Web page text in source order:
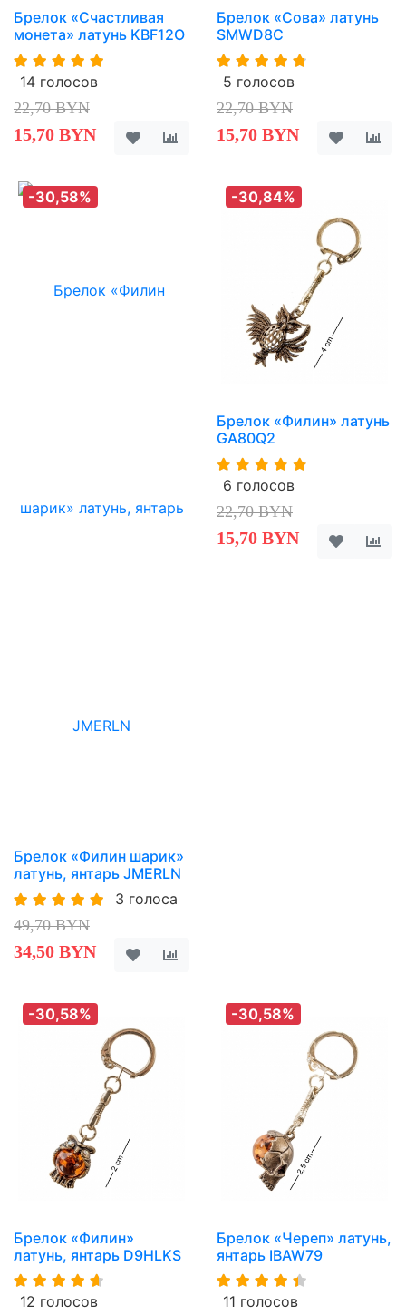
Брелок «Счастливая
монета» латунь KBF12O
14 голосов
22,70 BYN
15,70 BYN
Брелок «Сова» латунь
SMWD8C
5 голосов
22,70 BYN
15,70 BYN
-30,58%
Брелок «Филин шарик»
латунь, янтарь JMERLN
3 голоса
49,70 BYN
34,50 BYN
-30,84%
Брелок «Филин» латунь
GA80Q2
6 голосов
22,70 BYN
15,70 BYN
-30,58%
Брелок «Филин»
латунь, янтарь D9HLKS
12 голосов
-30,58%
Брелок «Череп» латунь,
янтарь IBAW79
11 голосов